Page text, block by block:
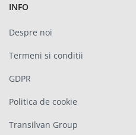
INFO
Despre noi
Termeni si conditii
GDPR
Politica de cookie
Transilvan Group